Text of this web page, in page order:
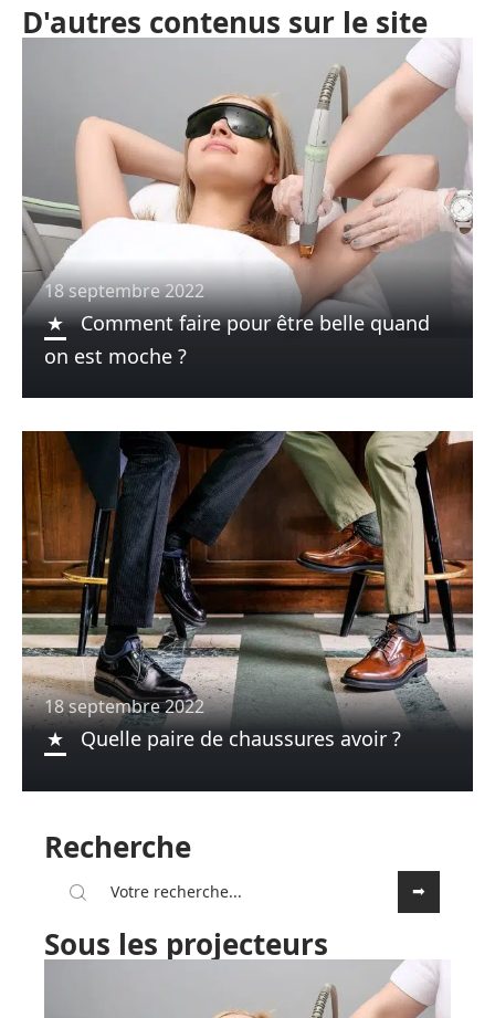
D'autres contenus sur le site
18 septembre 2022
Comment faire pour être belle quand
on est moche ?
18 septembre 2022
Quelle paire de chaussures avoir ?
Recherche
Sous les projecteurs